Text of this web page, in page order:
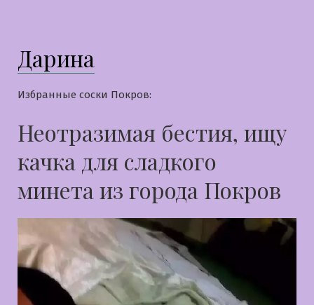
Дарина
Избранные соски Покров:
Неотразимая бестия, ищу
качка для сладкого
минета из города Покров